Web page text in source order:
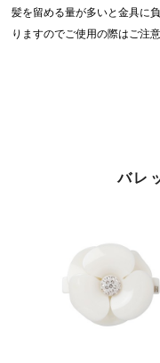
髪を留める量が多いと金具に
りますのでご使用の際はご注
バレ